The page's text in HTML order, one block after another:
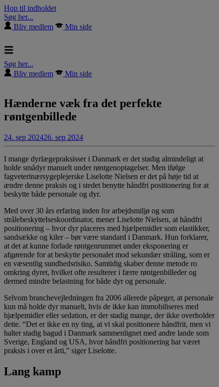
Hop til indholdet
Søg her...
Bliv medlem
Min side
Søg her...
Bliv medlem
Min side
Hænderne væk fra det perfekte
røntgenbillede
24. sep 202426. sep 2024
I mange dyrlægepraksisser i Danmark er det stadig almindeligt at
holde smådyr manuelt under røntgenoptagelser. Men ifølge
fagveterinærsygeplejerske Liselotte Nielsen er det på høje tid at
ændre denne praksis og i stedet benytte håndfri positionering for at
beskytte både personale og dyr.
Med over 30 års erfaring inden for arbejdsmiljø og som
strålebeskyttelseskoordinator, mener Liselotte Nielsen, at håndfri
positionering – hvor dyr placeres med hjælpemidler som elastikker,
sandsække og kiler – bør være standard i Danmark. Hun forklarer,
at det at kunne forlade røntgenrummet under eksponering er
afgørende for at beskytte personalet mod sekundær stråling, som er
en væsentlig sundhedsrisiko. Samtidig skaber denne metode ro
omkring dyret, hvilket ofte resulterer i færre røntgenbilleder og
dermed mindre belastning for både dyr og personale.
Selvom branchevejledningen fra 2006 allerede påpeger, at personale
kun må holde dyr manuelt, hvis de ikke kan immobiliseres med
hjælpemidler eller sedation, er der stadig mange, der ikke overholder
dette. “Det er ikke en ny ting, at vi skal positionere håndfrit, men vi
halter stadig bagud i Danmark sammenlignet med andre lande som
Sverige, England og USA, hvor håndfri positionering har været
praksis i over et årti,” siger Liselotte.
Lang kamp